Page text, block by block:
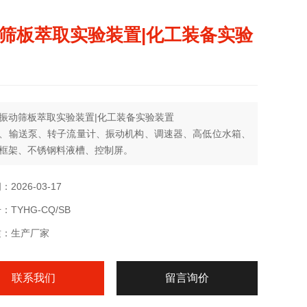
板萃取实验装置|化工装备实验
动筛板萃取实验装置|化工装备实验装置
输送泵、转子流量计、振动机构、调速器、高低位水箱、
架、不锈钢料液槽、控制屏。
2026-03-17
TYHG-CQ/SB
生产厂家
联系我们 留言询价